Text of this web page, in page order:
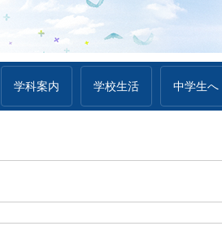
学科案内 学校生活 中学生へ